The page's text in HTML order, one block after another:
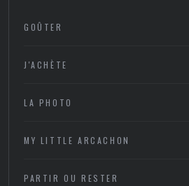
GOÛTER
J'ACHÈTE
LA PHOTO
MY LITTLE ARCACHON
PARTIR OU RESTER